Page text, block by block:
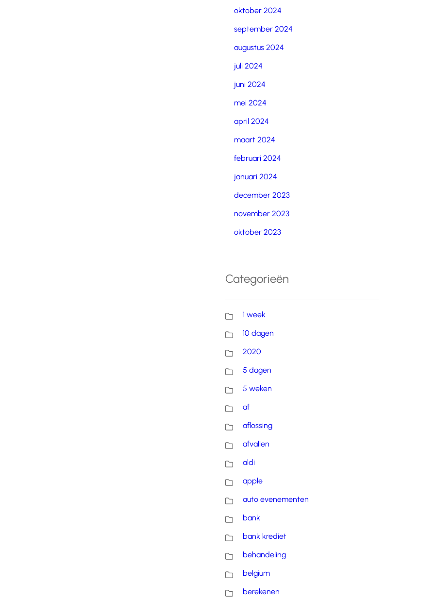
oktober 2024
september 2024
augustus 2024
juli 2024
juni 2024
mei 2024
april 2024
maart 2024
februari 2024
januari 2024
december 2023
november 2023
oktober 2023
Categorieën
1 week
10 dagen
2020
5 dagen
5 weken
af
aflossing
afvallen
aldi
apple
auto evenementen
bank
bank krediet
behandeling
belgium
berekenen